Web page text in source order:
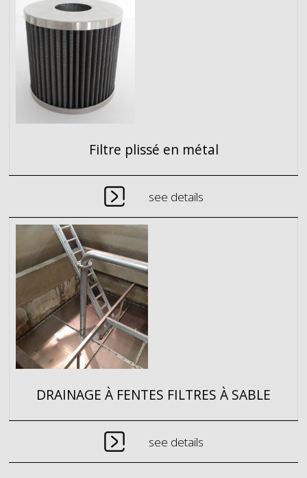
Filtre plissé en métal
see details
DRAINAGE À FENTES FILTRES À SABLE
see details